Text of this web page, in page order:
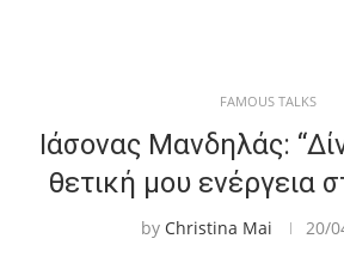
FAMOUS TALKS
Ιάσονας Μανδηλάς:
θετική μου ενέργεια
by Christina Mai 20/